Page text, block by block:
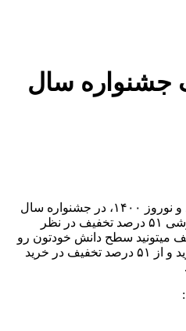
جشنواره سال
فرادرس، به مناسبت سال جدید و نوروز ۱۴۰۰، در جشنواره سال
نوی خودش برای دوره‌های آموزشی ۵۱ درصد تخفیف در نظر
میتونید سطح دانش خودتون رو
در حوزه مورد علاقه خود بالا ببرید و از ۵۱ درصد تخفیف در خرید